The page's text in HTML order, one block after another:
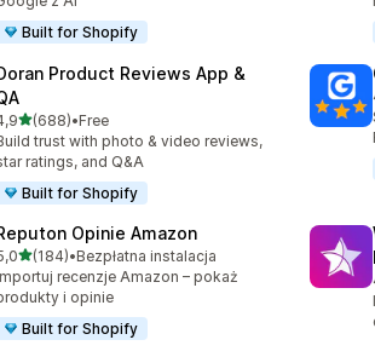
Built for Shopify
Product Reviews App &
na 5 gwiazdek
(688)
liczba recenzji: 688
•Free
trust with photo & video reviews,
ratings, and Q&A
Built for Shopify
Opinie Amazon
na 5 gwiazdek
(184)liczba recenzji: 184
•Bezpłatna instalacja
recenzje Amazon – pokaż
i opinie
Built for Shopify